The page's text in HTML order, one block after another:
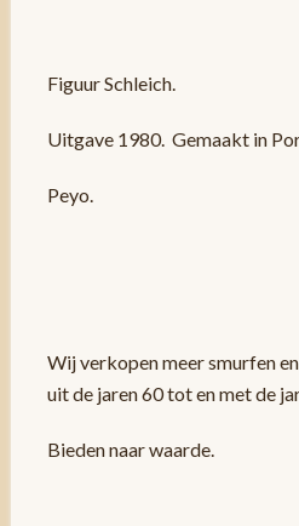
Figuur Schleich.
Uitgave 1980. Gemaakt in
Peyo.
Wij verkopen meer smurfen
uit de jaren 60 tot en met de
Bieden naar waarde.